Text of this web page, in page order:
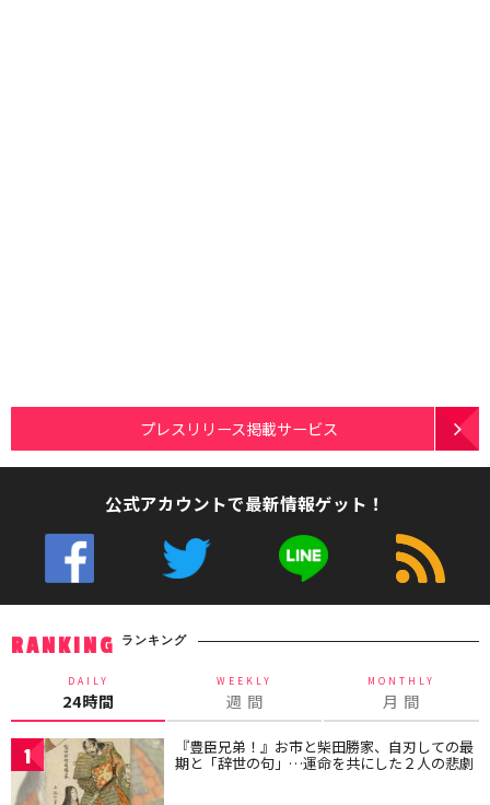
プレスリリース掲載サービス
公式アカウントで最新情報ゲット！
RANKING ランキング
DAILY
24時間
WEEKLY
週 間
MONTHLY
月 間
1 『豊臣兄弟！』お市と柴田勝家、自刃しての最
期と「辞世の句」…運命を共にした２人の悲劇